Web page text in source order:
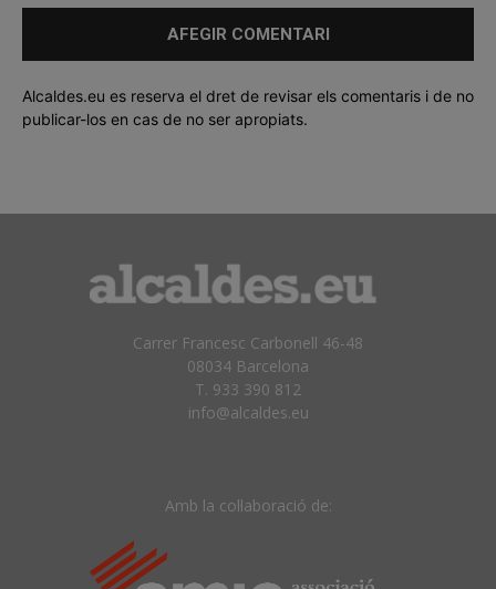
Alcaldes.eu es reserva el dret de revisar els comentaris i de no
publicar-los en cas de no ser apropiats.
Carrer Francesc Carbonell 46-48
08034 Barcelona
T. 933 390 812
info@alcaldes.eu
Amb la col·laboració de: